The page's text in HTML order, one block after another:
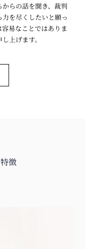
らの話を聞き、裁判
を尽くしたいと願っ
易なことではありま
上げます。
徴